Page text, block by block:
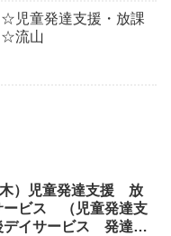
児童発達支援・放課
☆流山
）児童発達支援 放
ービス （児童発達支
イサービス 発達気